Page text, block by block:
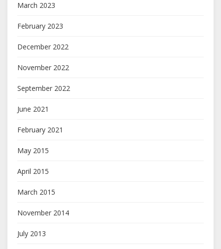
March 2023
February 2023
December 2022
November 2022
September 2022
June 2021
February 2021
May 2015
April 2015
March 2015
November 2014
July 2013